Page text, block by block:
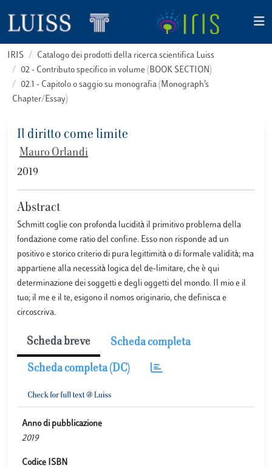
IRIS
Catalogo dei prodotti della ricerca scientifica Luiss
02 - Contributo specifico in volume (BOOK SECTION)
02.1 - Capitolo o saggio su monografia (Monograph’s
Chapter/Essay)
Il diritto come limite
Mauro Orlandi
2019
Abstract
Schmitt coglie con profonda lucidità il primitivo problema della
fondazione come ratio del confine. Esso non risponde ad un
positivo e storico criterio di pura legittimità o di formale validità; ma
appartiene alla necessità logica del de-limitare, che è qui
determinazione dei soggetti e degli oggetti del mondo. Il mio e il
tuo; il me e il te, esigono il nomos originario, che definisca e
circoscriva.
Scheda breve Scheda completa
Scheda completa (DC)
Anno di pubblicazione
2019
Codice ISBN